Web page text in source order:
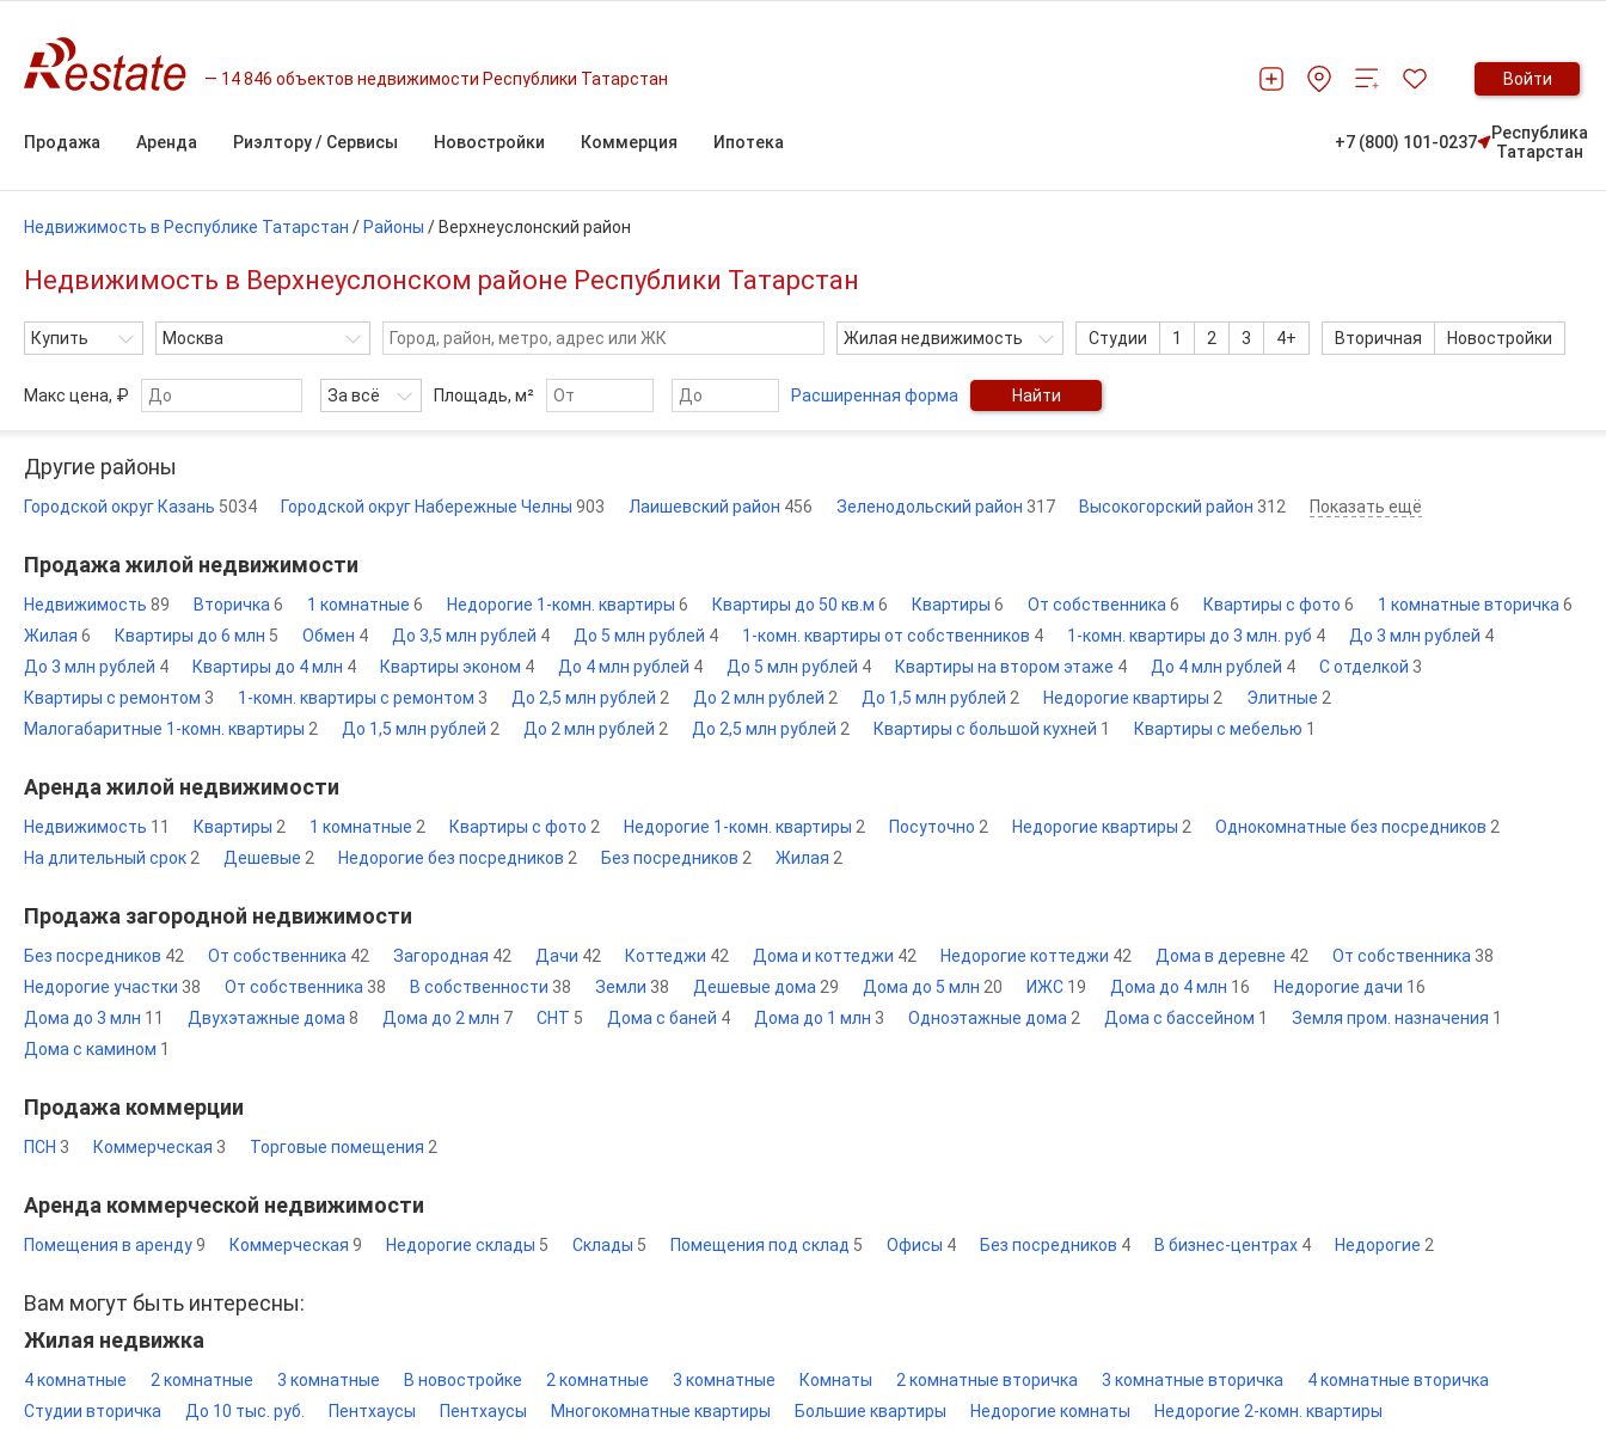
14 846 объектов недвижимости Республики Татарстан Войти
Продажа Аренда Риэлтору / Сервисы Новостройки Коммерция Ипотека +7 (800) 101-0237
Республика
Татарстан
Недвижимость в Республике Татарстан / Районы / Верхнеуслонский район
Недвижимость в Верхнеуслонском районе Республики Татарстан
Купить Москва Жилая недвижимость Студии 1 2 3 4+ Вторичная Новостройки
Макс цена, ₽ За всё Площадь, м² Расширенная форма Найти
Другие районы
Городской округ Казань 5034 Городской округ Набережные Челны 903 Лаишевский район 456 Зеленодольский район 317 Высокогорский район 312 Показать ещё
Продажа жилой недвижимости
Недвижимость 89 Вторичка 6 1 комнатные 6 Недорогие 1-комн. квартиры 6 Квартиры до 50 кв.м 6 Квартиры 6 От собственника 6 Квартиры с фото 6 1 комнатные вторичка 6
Жилая 6 Квартиры до 6 млн 5 Обмен 4 До 3,5 млн рублей 4 До 5 млн рублей 4 1-комн. квартиры от собственников 4 1-комн. квартиры до 3 млн. руб 4 До 3 млн рублей 4
До 3 млн рублей 4 Квартиры до 4 млн 4 Квартиры эконом 4 До 4 млн рублей 4 До 5 млн рублей 4 Квартиры на втором этаже 4 До 4 млн рублей 4 С отделкой 3
Квартиры с ремонтом 3 1-комн. квартиры с ремонтом 3 До 2,5 млн рублей 2 До 2 млн рублей 2 До 1,5 млн рублей 2 Недорогие квартиры 2 Элитные 2
Малогабаритные 1-комн. квартиры 2 До 1,5 млн рублей 2 До 2 млн рублей 2 До 2,5 млн рублей 2 Квартиры с большой кухней 1 Квартиры с мебелью 1
Аренда жилой недвижимости
Недвижимость 11 Квартиры 2 1 комнатные 2 Квартиры с фото 2 Недорогие 1-комн. квартиры 2 Посуточно 2 Недорогие квартиры 2 Однокомнатные без посредников 2
На длительный срок 2 Дешевые 2 Недорогие без посредников 2 Без посредников 2 Жилая 2
Продажа загородной недвижимости
Без посредников 42 От собственника 42 Загородная 42 Дачи 42 Коттеджи 42 Дома и коттеджи 42 Недорогие коттеджи 42 Дома в деревне 42 От собственника 38
Недорогие участки 38 От собственника 38 В собственности 38 Земли 38 Дешевые дома 29 Дома до 5 млн 20 ИЖС 19 Дома до 4 млн 16 Недорогие дачи 16
Дома до 3 млн 11 Двухэтажные дома 8 Дома до 2 млн 7 СНТ 5 Дома с баней 4 Дома до 1 млн 3 Одноэтажные дома 2 Дома с бассейном 1 Земля пром. назначения 1
Дома с камином 1
Продажа коммерции
ПСН 3 Коммерческая 3 Торговые помещения 2
Аренда коммерческой недвижимости
Помещения в аренду9 Коммерческая 9 Недорогие склады 5 Склады 5 Помещения под склад 5 Офисы 4 Без посредников 4 В бизнес-центрах 4 Недорогие 2
Вам могут быть интересны:
Жилая недвижка
4 комнатные 2 комнатные 3 комнатные В новостройке 2 комнатные 3 комнатные Комнаты 2 комнатные вторичка 3 комнатные вторичка
4 комнатные вторичка
Студии вторичка
До 10 тыс. руб. Пентхаусы Пентхаусы Многокомнатные квартиры Большие квартиры Недорогие комнаты
Недорогие 2-комн. квартиры